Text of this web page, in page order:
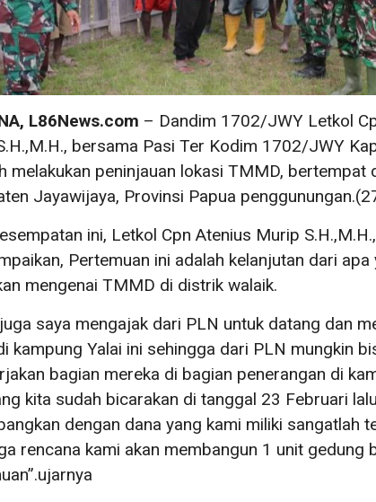
L86News.com – Dandim 1702/JWY Letkol
bersama Pasi Ter Kodim 1702/JWY
melakukan peninjauan lokasi TMMD, bertempat
Jayawijaya, Provinsi Papua
ini, Letkol Cpn Atenius Murip S.H.,M.H.,
Pertemuan ini adalah kelanjutan dari
mengenai TMMD di distrik walaik.
saya mengajak dari PLN untuk datang dan
kampung Yalai ini sehingga dari PLN mungkin
bagian mereka di bagian penerangan di
kita sudah bicarakan di tanggal 23 Februari
dengan dana yang kami miliki sangatlah
rencana kami akan membangun 1 unit gedung